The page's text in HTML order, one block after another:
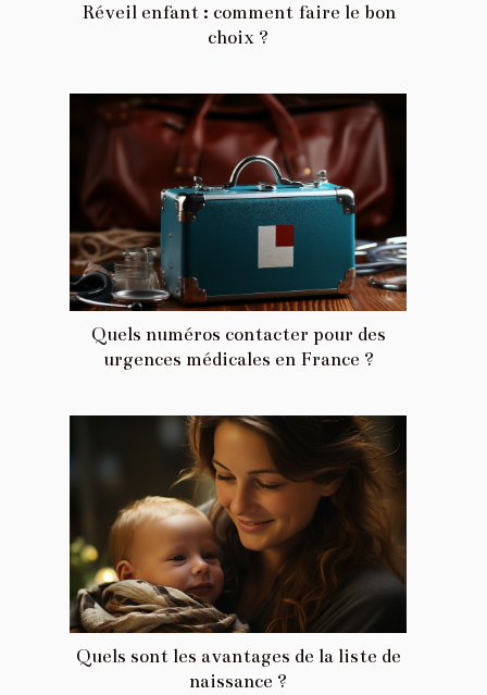
Réveil enfant : comment faire le bon
choix ?
Quels numéros contacter pour des
urgences médicales en France ?
Quels sont les avantages de la liste de
naissance ?